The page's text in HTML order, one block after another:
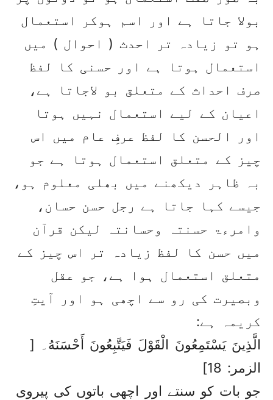
بولا جاتا ہے اور اسم ہوکر استعمال
ہو تو زیادہ تر احدث ( احوال ) میں
استعمال ہوتا ہے اور حسنی کا لفظ
صرف احداث کے متعلق بو لاجاتا ہے،
اعیان کے لیے استعمال نہیں ہوتا
اور الحسن کا لفظ عرفِ عام میں اس
چیز کے متعلق استعمال ہوتا ہے جو
بہ ظاہر دیکھنے میں بھلی معلوم ہو،
جیسے کہا جاتا ہے رجل حسن حسان،
وامرءۃ حسنتہ وحسانتہ لیکن قرآن
میں حسن کا لفظ زیادہ تر اس چیز کے
متعلق استعمال ہوا ہے، جو عقل
وبصیرت کی رو سے اچھی ہو اور آیتِ
کریمہ ہے:
الَّذِينَ يَسْتَمِعُونَ الْقَوْلَ فَيَتَّبِعُونَ أَحْسَنَهُ۔ [
الزمر: 18]
جو بات کو سنتے اور اچھی باتوں کی پیروی